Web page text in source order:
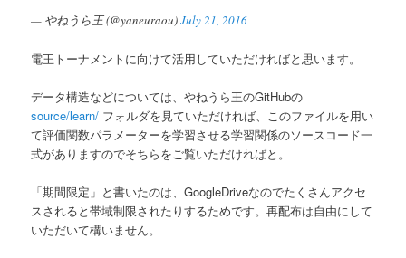
— やねうら王 (@yaneuraou)July 21, 2016
電王トーナメントに向けて活用していただければと思います。
データ構造などについては、やねうら王のGitHubの
source/learn/ フォルダを見ていただければ、このファイルを用い
て評価関数パラメーターを学習させる学習関係のソースコード一
式がありますのでそちらをご覧いただければと。
「期間限定」と書いたのは、GoogleDriveなのでたくさんアクセ
スされると帯域制限されたりするためです。再配布は自由にして
いただいて構いません。